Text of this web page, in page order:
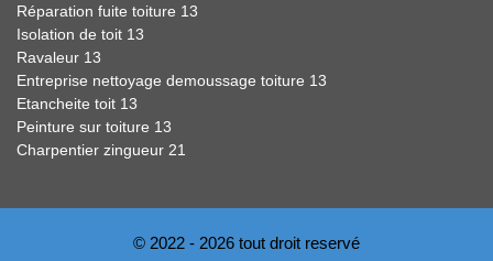
Réparation fuite toiture 13
Isolation de toit 13
Ravaleur 13
Entreprise nettoyage demoussage toiture 13
Etancheite toit 13
Peinture sur toiture 13
Charpentier zingueur 21
© 2022 - 2026 tout droit reservé